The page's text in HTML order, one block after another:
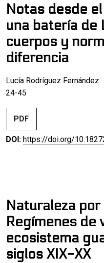
Notas desde
una batería de
cuerpos y
diferencia
Lucía Rodríguez Fernández
24-45
PDF
DOI: https://doi.org/
Naturaleza
Regímenes de
ecosistema
siglos XIX-XX